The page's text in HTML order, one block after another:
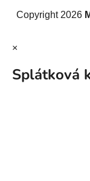
Copyright 2026
×
Splátková